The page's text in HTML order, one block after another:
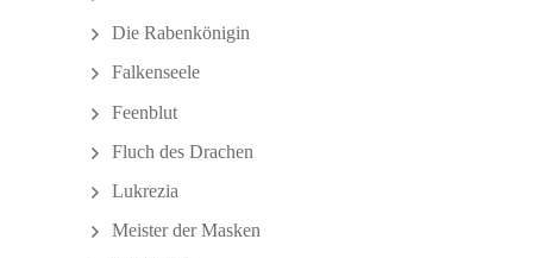
Die Rabenkönigin
Falkenseele
Feenblut
Fluch des Drachen
Lukrezia
Meister der Masken